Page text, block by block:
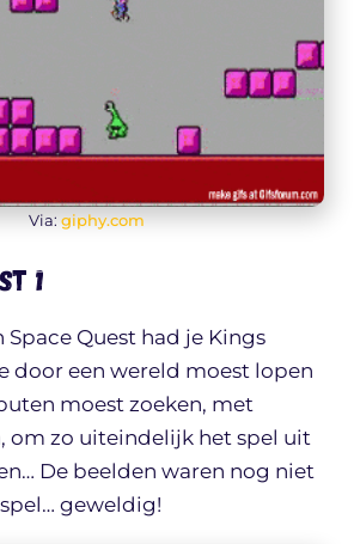
Via: giphy.com
1
Space Quest had je Kings
door een wereld moest lopen
moest zoeken, met
om zo uiteindelijk het spel uit
De beelden waren nog niet
geweldig!